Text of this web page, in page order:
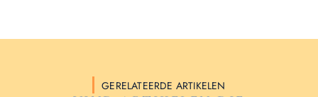
GERELATEERDE ARTIKELEN